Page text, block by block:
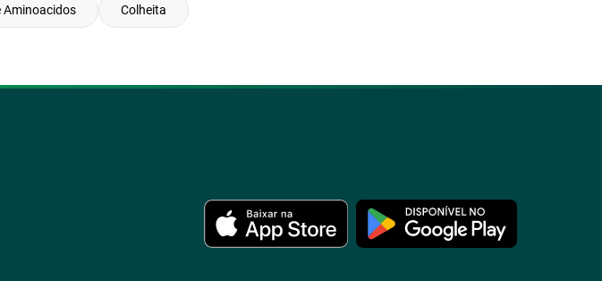
Aminoacidos Colheita